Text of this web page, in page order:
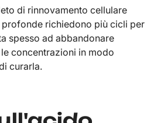
di rinnovamento cellulare
richiedono più cicli per
spesso ad abbandonare
concentrazioni in modo
curarla.